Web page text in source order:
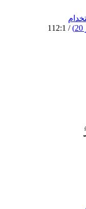
/
112:1